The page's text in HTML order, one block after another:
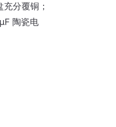
分覆铜；
陶瓷电